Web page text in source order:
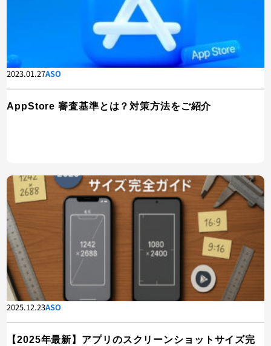
2023.01.27ASO
AppStore 審査基準とは？対策方法をご紹介
2025.12.23ASO
【2025年最新】アプリのスクリーンショットサイズ完